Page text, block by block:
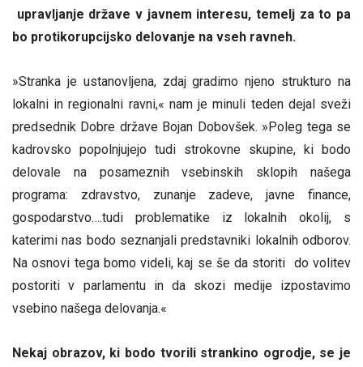
upravljanje države v javnem interesu, temelj za to pa
bo protikorupcijsko delovanje na vseh ravneh.
»Stranka je ustanovljena, zdaj gradimo njeno strukturo na
lokalni in regionalni ravni,« nam je minuli teden dejal sveži
predsednik Dobre države Bojan Dobovšek. »Poleg tega se
kadrovsko popolnjujejo tudi strokovne skupine, ki bodo
delovale na posameznih vsebinskih sklopih našega
programa: zdravstvo, zunanje zadeve, javne finance,
gospodarstvo….tudi problematike iz lokalnih okolij, s
katerimi nas bodo seznanjali predstavniki lokalnih odborov.
Na osnovi tega bomo videli, kaj se še da storiti do volitev
postoriti v parlamentu in da skozi medije izpostavimo
vsebino našega delovanja.«
Nekaj obrazov, ki bodo tvorili strankino ogrodje, se je